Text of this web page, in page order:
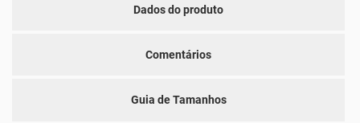
Dados do produto
Comentários
Guia de Tamanhos